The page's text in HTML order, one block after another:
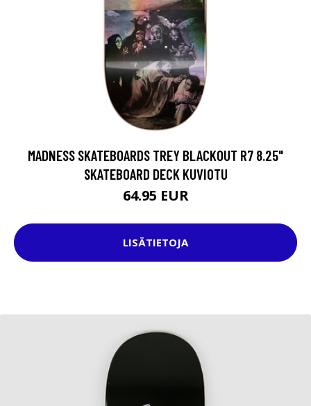
MADNESS SKATEBOARDS TREY BLACKOUT R7 8.25"
SKATEBOARD DECK KUVIOTU
64.95 EUR
LISÄTIETOJA